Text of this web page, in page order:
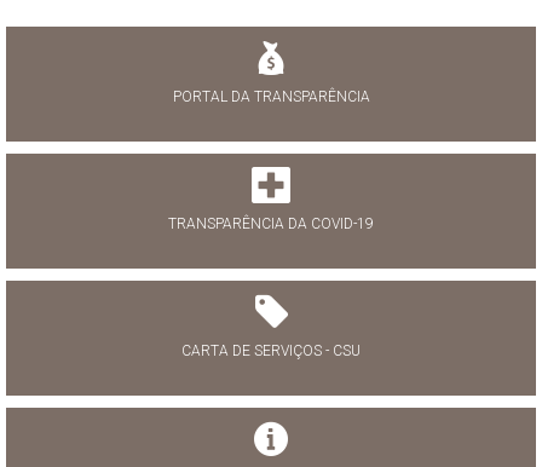
PORTAL DA TRANSPARÊNCIA
TRANSPARÊNCIA DA COVID-19
CARTA DE SERVIÇOS - CSU